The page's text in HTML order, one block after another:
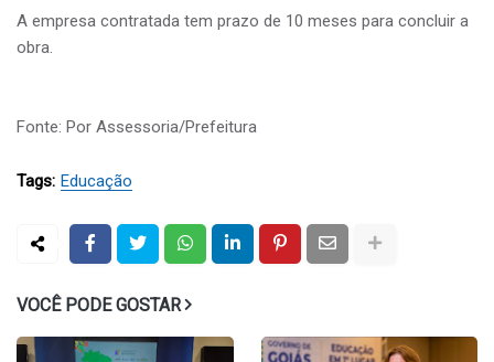
A empresa contratada tem prazo de 10 meses para concluir a
obra.
Fonte: Por Assessoria/Prefeitura
Tags: Educação
VOCÊ PODE GOSTAR